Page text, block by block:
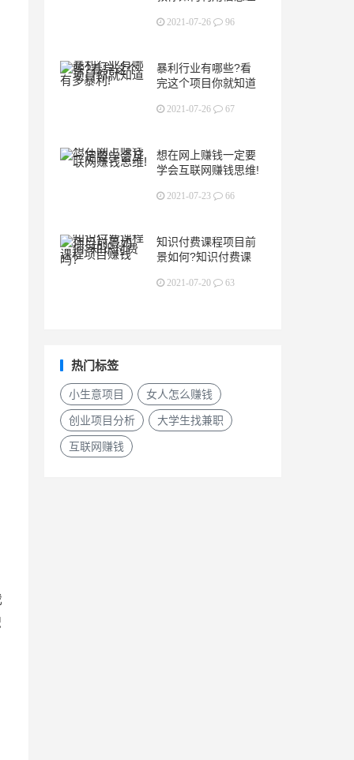
2021-07-26 96
暴利行业有哪些?看
完这个项目你就知道
2021-07-26 67
想在网上赚钱一定要
学会互联网赚钱思维!
2021-07-23 66
知识付费课程项目前
景如何?知识付费课
2021-07-20 63
热门标签
小生意项目 女人怎么赚钱
创业项目分析 大学生找兼职
互联网赚钱